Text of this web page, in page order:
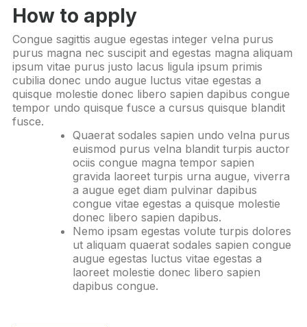
How to apply
Congue sagittis augue egestas integer velna purus
purus magna nec suscipit and egestas magna aliquam
ipsum vitae purus justo lacus ligula ipsum primis
cubilia donec undo augue luctus vitae egestas a
quisque molestie donec libero sapien dapibus congue
tempor undo quisque fusce a cursus quisque blandit
fusce.
Quaerat sodales sapien undo velna purus
euismod purus velna blandit turpis auctor
ociis congue magna tempor sapien
gravida laoreet turpis urna augue, viverra
a augue eget diam pulvinar dapibus
congue vitae egestas a quisque molestie
donec libero sapien dapibus.
Nemo ipsam egestas volute turpis dolores
ut aliquam quaerat sodales sapien congue
augue egestas luctus vitae egestas a
laoreet molestie donec libero sapien
dapibus congue.